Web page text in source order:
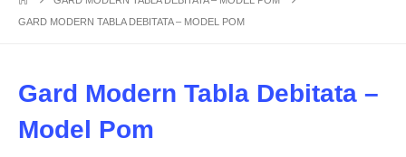
GARD MODERN TABLA DEBITATA – MODEL POM
Gard Modern Tabla Debitata –
Model Pom